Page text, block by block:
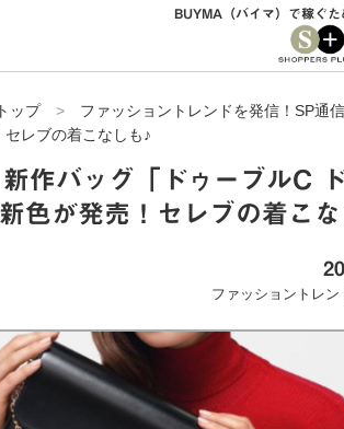
BUYMA（バイマ）で稼ぐた
ップ> ファッショントレンドを発信！SP通信
レブの着こなしも♪
新作バッグ「ドゥーブルC
色が発売！セレブの着こ
ファッショントレ